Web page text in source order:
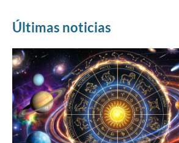
Últimas noticias